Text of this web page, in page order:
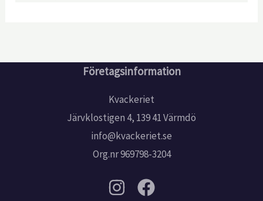
Företagsinformation
Kvackeriet
Järvklostigen 4, 139 41 Värmdö
info@kvackeriet.se
Org.nr 969798-3204